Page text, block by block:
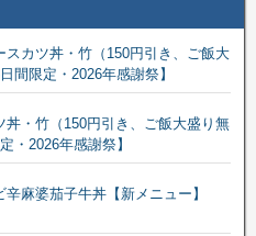
スカツ丼・竹（150円引き、ご飯大
間限定・2026年感謝祭】
丼・竹（150円引き、ご飯大盛り無
・2026年感謝祭】
辛麻婆茄子牛丼【新メニュー】